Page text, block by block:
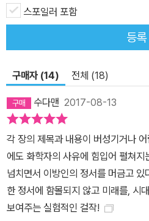
스포일러 포함
등록
구매자 (14) 전체 (18)
수다맨 2017-08-13
각 장의 제목과 내용이 버성기거나
에도 화학자의 사유에 힘입어 펼쳐지
넘치면서 이방인의 정서를 머금고
한 정서에 함몰되지 않고 미래를, 시
보여주는 실험적인 걸작!